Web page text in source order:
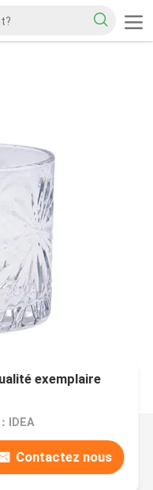
exemplaire
IDEA
Contactez nous